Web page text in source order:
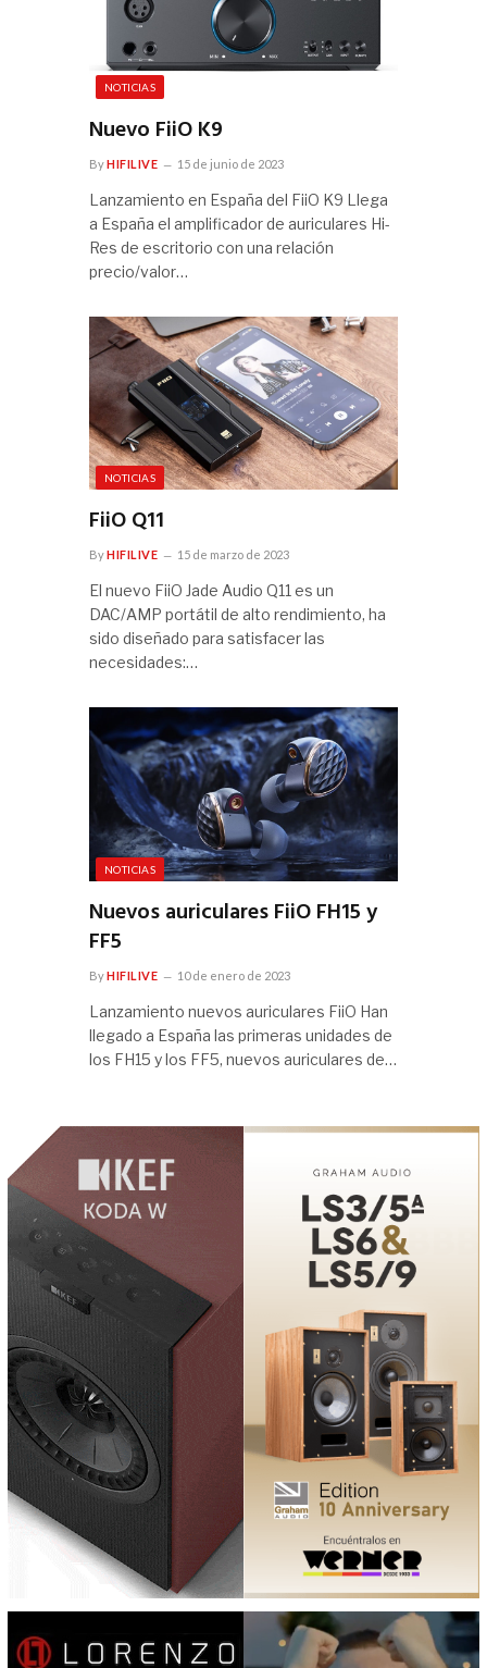
NOTICIAS
Nuevo FiiO K9
ByHIFILIVE 15 de junio de 2023
Lanzamiento en España del FiiO K9 Llega
a España el amplificador de auriculares Hi-
Res de escritorio con una relación
precio/valor…
NOTICIAS
FiiO Q11
ByHIFILIVE 15 de marzo de 2023
El nuevo FiiO Jade Audio Q11 es un
DAC/AMP portátil de alto rendimiento, ha
sido diseñado para satisfacer las
necesidades:…
NOTICIAS
Nuevos auriculares FiiO FH15 y
FF5
ByHIFILIVE 10 de enero de 2023
Lanzamiento nuevos auriculares FiiO Han
llegado a España las primeras unidades de
los FH15 y los FF5, nuevos auriculares de…